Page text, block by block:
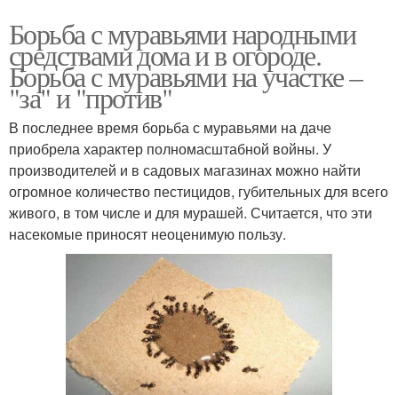
Борьба с муравьями народными
средствами дома и в огороде.
Борьба с муравьями на участке –
"за" и "против"
В последнее время борьба с муравьями на даче
приобрела характер полномасштабной войны. У
производителей и в садовых магазинах можно найти
огромное количество пестицидов, губительных для всего
живого, в том числе и для мурашей. Считается, что эти
насекомые приносят неоценимую пользу.